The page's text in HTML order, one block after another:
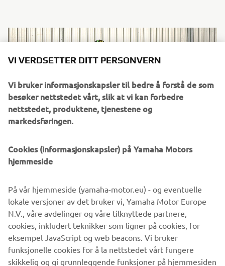
Modified front and rear brake calipers clamp on to Wave
rotors front and rear for stopping power and the bike is
finished with a stunning pale blue retro paint job, pin
striping, and of course Yamaha speed blocks!
VI VERDSETTER DITT PERSONVERN
Vi bruker informasjonskapsler til bedre å forstå de som
besøker nettstedet vårt, slik at vi kan forbedre
nettstedet, produktene, tjenestene og
markedsføringen.
Cookies (informasjonskapsler) på Yamaha Motors
hjemmeside
På vår hjemmeside (yamaha-motor.eu) - og eventuelle
lokale versjoner av det bruker vi, Yamaha Motor Europe
N.V., våre avdelinger og våre tilknyttede partnere,
cookies, inkludert teknikker som ligner på cookies, for
eksempel JavaScript og web beacons. Vi bruker
funksjonelle cookies for å la nettstedet vårt fungere
skikkelig og gi grunnleggende funksjoner på hjemmesiden